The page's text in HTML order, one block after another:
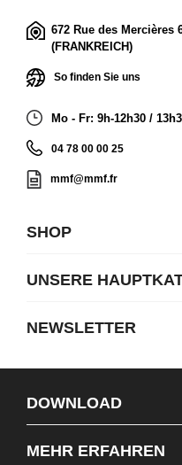
672 Rue des Mercières
(FRANKREICH)
So finden Sie uns
Mo - Fr: 9h-12h30 /
04 78 00 00 25
mmf@mmf.fr
SHOP
UNSERE
NEWSLETTER
DOWNLOAD
MEHR ERFAHREN